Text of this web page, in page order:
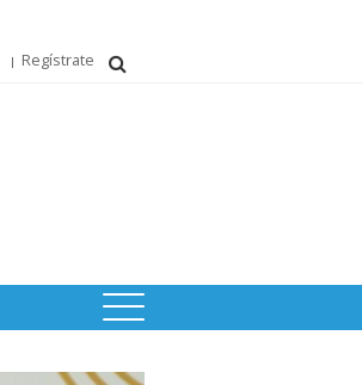
Regístrate